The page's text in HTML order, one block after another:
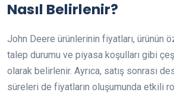
Nasıl Belirlenir?
John Deere ürünlerinin fiyatları, ürünün
talep durumu ve piyasa koşulları gibi
olarak belirlenir. Ayrıca, satış sonrası
süreleri de fiyatların oluşumunda etkili